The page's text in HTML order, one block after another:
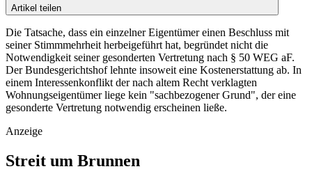
Artikel teilen
Die Tatsache, dass ein einzelner Eigentümer einen Beschluss mit
seiner Stimmmehrheit herbeigeführt hat, begründet nicht die
Notwendigkeit seiner gesonderten Vertretung nach § 50 WEG aF.
Der Bundesgerichtshof lehnte insoweit eine Kostenerstattung ab. In
einem Interessenkonflikt der nach altem Recht verklagten
Wohnungseigentümer liege kein "sachbezogener Grund", der eine
gesonderte Vertretung notwendig erscheinen ließe.
Anzeige
Streit um Brunnen